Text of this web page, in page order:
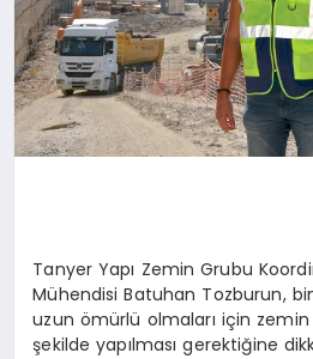
Tanyer Yapı Zemin Grubu
Mühendisi Batuhan Tozburun,
uzun ömürlü olmaları için zemin
şekilde yapılması gerektiğine